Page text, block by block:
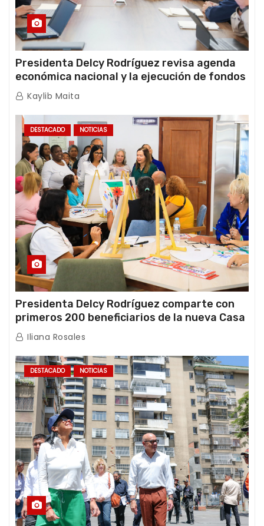
Presidenta Delcy Rodríguez revisa agenda
económica nacional y la ejecución de fondos
de emergencia post-sismos
Kaylib Maita
DESTACADO NOTICIAS
Presidenta Delcy Rodríguez comparte con
primeros 200 beneficiarios de la nueva Casa
de los Abuelos “La Primavera” en Caracas
Iliana Rosales
DESTACADO NOTICIAS